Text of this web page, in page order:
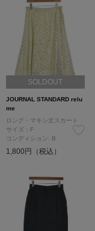
SOLDOUT
JOURNAL STANDARD relu
me
ロング・マキシ丈スカート
サイズ：F
コンディション: B
1,800円（税込）